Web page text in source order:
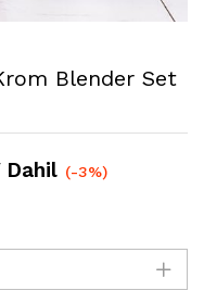
Blender Set
Dahil (-3%)